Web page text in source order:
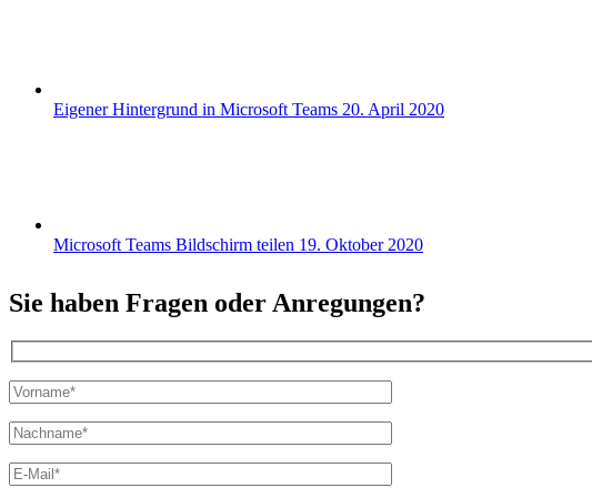
Eigener Hintergrund in Microsoft Teams 20. April 2020
Microsoft Teams Bildschirm teilen 19. Oktober 2020
Sie haben Fragen oder Anregungen?